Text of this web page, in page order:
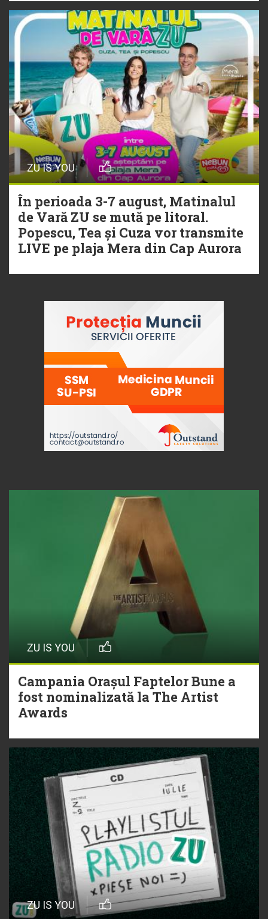
ZU IS YOU
În perioada 3-7 august, Matinalul
de Vară ZU se mută pe litoral.
Popescu, Tea și Cuza vor transmite
LIVE pe plaja Mera din Cap Aurora
ZU IS YOU
Campania Orașul Faptelor Bune a
fost nominalizată la The Artist
Awards
ZU IS YOU